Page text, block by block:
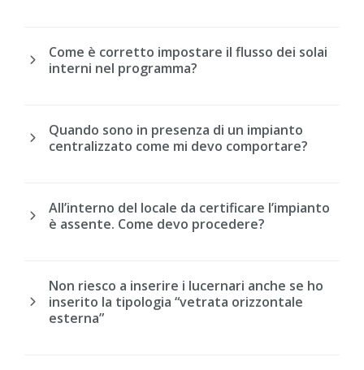
Come è corretto impostare il flusso dei solai
interni nel programma?
Quando sono in presenza di un impianto
centralizzato come mi devo comportare?
All’interno del locale da certificare l’impianto
è assente. Come devo procedere?
Non riesco a inserire i lucernari anche se ho
inserito la tipologia “vetrata orizzontale
esterna”